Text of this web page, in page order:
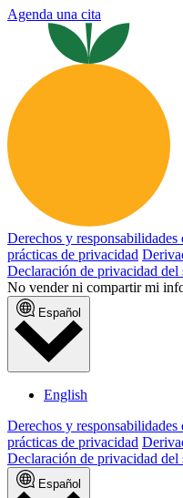
Agenda una cita
Derechos y
prácticas de privacidad
Declaración de privacidad del
No vender ni compartir mi
Español
English
Derechos y
prácticas de privacidad
Declaración de privacidad del
Español